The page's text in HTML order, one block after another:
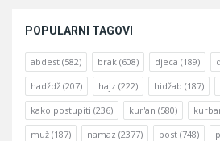
POPULARNI TAGOVI
abdest (582) brak (608) djeca (189)
hadždž (207) hajz (222) hidžab (187)
kako postupiti (236) kur'an (580)
muž (187) namaz (2377) post (748)